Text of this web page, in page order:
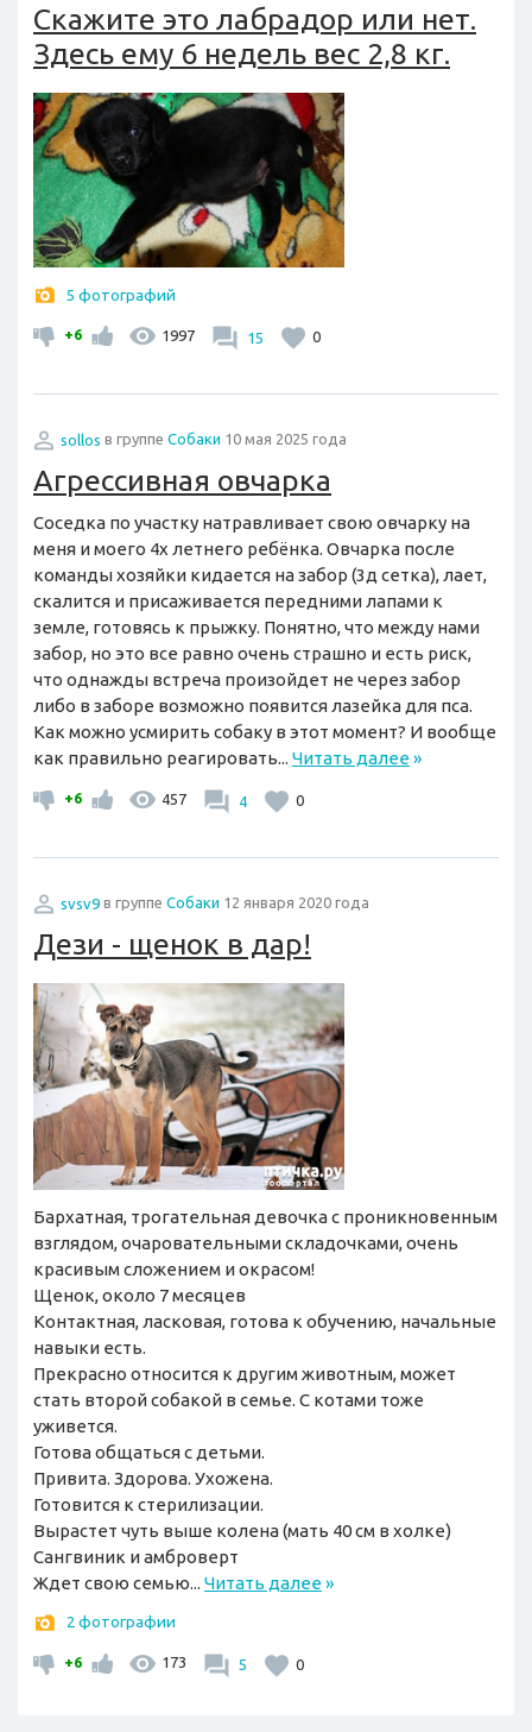
Скажите это лабрадор или нет.
Здесь ему 6 недель вес 2,8 кг.
5 фотографий
+6 1997 15 0
sollos в группе Собаки 10 мая 2025 года
Агрессивная овчарка
Соседка по участку натравливает свою овчарку на
меня и моего 4х летнего ребёнка. Овчарка после
команды хозяйки кидается на забор (3д сетка), лает,
скалится и присаживается передними лапами к
земле, готовясь к прыжку. Понятно, что между нами
забор, но это все равно очень страшно и есть риск,
что однажды встреча произойдет не через забор
либо в заборе возможно появится лазейка для пса.
Как можно усмирить собаку в этот момент? И вообще
как правильно реагировать... Читать далее»
+6 457 4 0
svsv9 в группе Собаки 12 января 2020 года
Дези - щенок в дар!
Бархатная, трогательная девочка с проникновенным
взглядом, очаровательными складочками, очень
красивым сложением и окрасом!
Щенок, около 7 месяцев
Контактная, ласковая, готова к обучению, начальные
навыки есть.
Прекрасно относится к другим животным, может
стать второй собакой в семье. С котами тоже
уживется.
Готова общаться с детьми.
Привита. Здорова. Ухожена.
Готовится к стерилизации.
Вырастет чуть выше колена (мать 40 см в холке)
Сангвиник и амброверт
Ждет свою семью... Читать далее»
2 фотографии
+6 173 5 0